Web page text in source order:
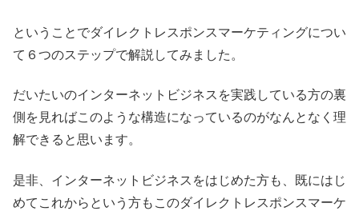
ということでダイレクトレスポンスマーケティングについ
て６つのステップで解説してみました。
だいたいのインターネットビジネスを実践している方の裏
側を見ればこのような構造になっているのがなんとなく理
解できると思います。
是非、インターネットビジネスをはじめた方も、既にはじ
めてこれからという方もこのダイレクトレスポンスマーケ